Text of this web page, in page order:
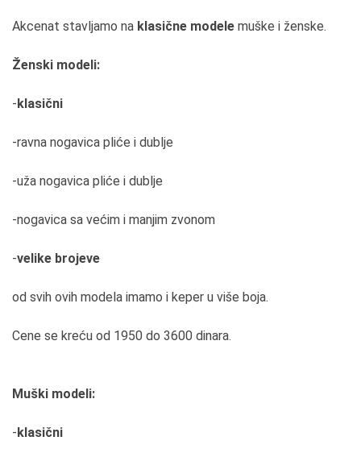
Akcenat stavljamo na klasične modele muške i ženske.
Ženski modeli:
-klasični
-ravna nogavica pliće i dublje
-uža nogavica pliće i dublje
-nogavica sa većim i manjim zvonom
-velike brojeve
od svih ovih modela imamo i keper u više boja.
Cene se kreću od 1950 do 3600 dinara.
Muški modeli:
-klasični